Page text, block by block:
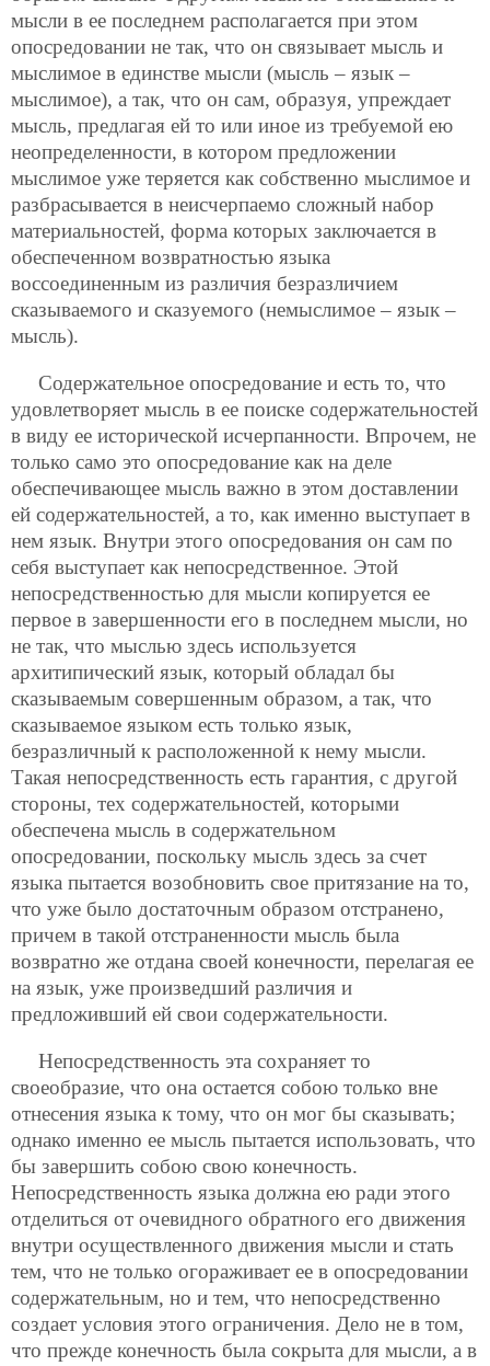
мысли в ее последнем располагается при этом
опосредовании не так, что он связывает мысль и
мыслимое в единстве мысли (мысль – язык –
мыслимое), а так, что он сам, образуя, упреждает
мысль, предлагая ей то или иное из требуемой ею
неопределенности, в котором предложении
мыслимое уже теряется как собственно мыслимое и
разбрасывается в неисчерпаемо сложный набор
материальностей, форма которых заключается в
обеспеченном возвратностью языка
воссоединенным из различия безразличием
сказываемого и сказуемого (немыслимое – язык –
мысль).
Содержательное опосредование и есть то, что
удовлетворяет мысль в ее поиске содержательностей
в виду ее исторической исчерпанности. Впрочем, не
только само это опосредование как на деле
обеспечивающее мысль важно в этом доставлении
ей содержательностей, а то, как именно выступает в
нем язык. Внутри этого опосредования он сам по
себя выступает как непосредственное. Этой
непосредственностью для мысли копируется ее
первое в завершенности его в последнем мысли, но
не так, что мыслью здесь используется
архитипический язык, который обладал бы
сказываемым совершенным образом, а так, что
сказываемое языком есть только язык,
безразличный к расположенной к нему мысли.
Такая непосредственность есть гарантия, с другой
стороны, тех содержательностей, которыми
обеспечена мысль в содержательном
опосредовании, поскольку мысль здесь за счет
языка пытается возобновить свое притязание на то,
что уже было достаточным образом отстранено,
причем в такой отстраненности мысль была
возвратно же отдана своей конечности, перелагая ее
на язык, уже произведший различия и
предложивший ей свои содержательности.
Непосредственность эта сохраняет то
своеобразие, что она остается собою только вне
отнесения языка к тому, что он мог бы сказывать;
однако именно ее мысль пытается использовать, что
бы завершить собою свою конечность.
Непосредственность языка должна ею ради этого
отделиться от очевидного обратного его движения
внутри осуществленного движения мысли и стать
тем, что не только огораживает ее в опосредовании
содержательным, но и тем, что непосредственно
создает условия этого ограничения. Дело не в том,
что прежде конечность была сокрыта для мысли, а в